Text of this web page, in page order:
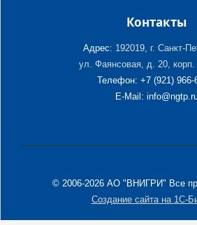
Контакты
Адрес: 192019, г. Санкт-
ул. Фаянсовая, д. 20,
Телефон: +7 (921) 966-
E-Mail:
© 2006-2026 АО "ВНИГРИ" Все
Создание сайта на 1С-